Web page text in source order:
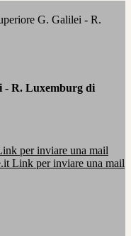
G. Galilei - R.
- R. Luxemburg di
per inviare una mail
Link per inviare una mail